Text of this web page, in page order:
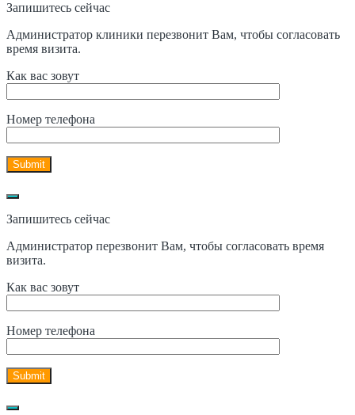
Запишитесь сейчас
Администратор клиники перезвонит Вам, чтобы согласовать
время визита.
Как вас зовут
Номер телефона
Запишитесь сейчас
Администратор перезвонит Вам, чтобы согласовать время
визита.
Как вас зовут
Номер телефона